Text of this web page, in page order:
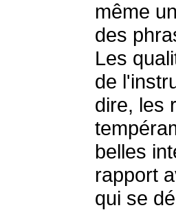
même
des
Les
de
dire, les
belles
rapport
qui se